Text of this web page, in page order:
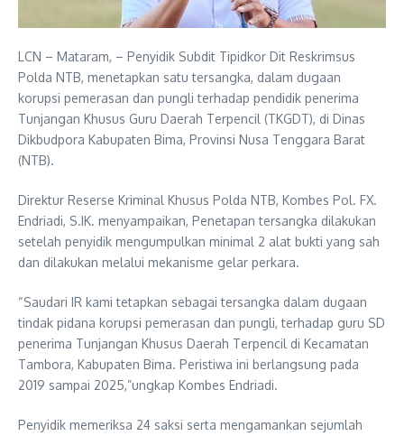
LCN – Mataram, – Penyidik Subdit Tipidkor Dit Reskrimsus
Polda NTB, menetapkan satu tersangka, dalam dugaan
korupsi pemerasan dan pungli terhadap pendidik penerima
Tunjangan Khusus Guru Daerah Terpencil (TKGDT), di Dinas
Dikbudpora Kabupaten Bima, Provinsi Nusa Tenggara Barat
(NTB).
Direktur Reserse Kriminal Khusus Polda NTB, Kombes Pol. FX.
Endriadi, S.IK. menyampaikan, Penetapan tersangka dilakukan
setelah penyidik mengumpulkan minimal 2 alat bukti yang sah
dan dilakukan melalui mekanisme gelar perkara.
“Saudari IR kami tetapkan sebagai tersangka dalam dugaan
tindak pidana korupsi pemerasan dan pungli, terhadap guru SD
penerima Tunjangan Khusus Daerah Terpencil di Kecamatan
Tambora, Kabupaten Bima. Peristiwa ini berlangsung pada
2019 sampai 2025,”ungkap Kombes Endriadi.
Penyidik memeriksa 24 saksi serta mengamankan sejumlah